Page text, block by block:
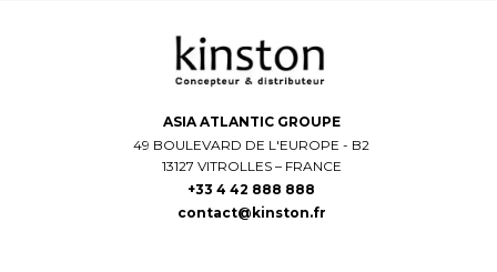
ASIA ATLANTIC GROUPE
49 BOULEVARD DE L'EUROPE - B2
13127 VITROLLES – FRANCE
+33 4 42 888 888
contact@kinston.fr